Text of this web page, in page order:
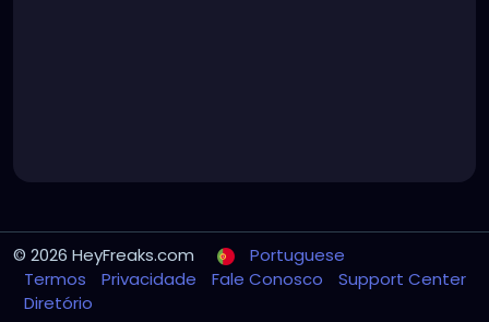
© 2026 HeyFreaks.com
Portuguese
Termos
Privacidade Fale Conosco
Support Center
Diretório